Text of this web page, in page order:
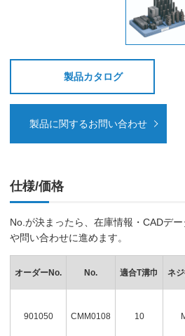
製品カタログ
製品に関するお問い合わせ
仕様/価格
No.が決まったら、在庫情報・CADデ
や問い合わせに進めます。
オーダーNo. No. 適合T溝巾 ネジ
901050 CMM0108 10